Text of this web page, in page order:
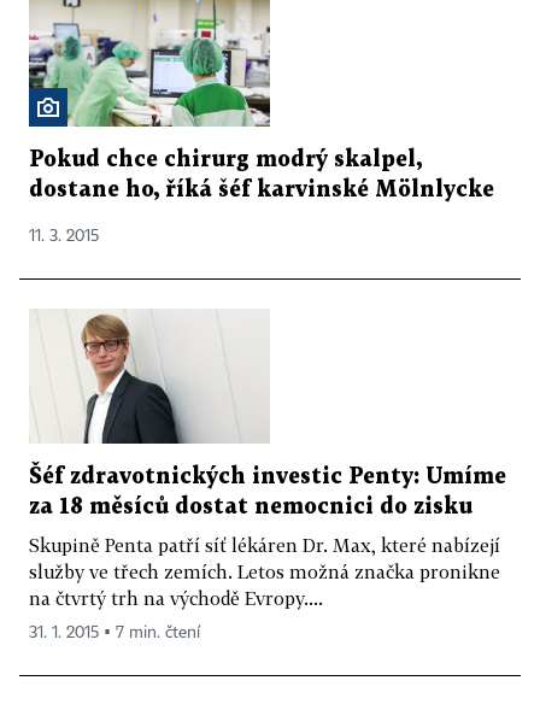
Pokud chce chirurg modrý skalpel,
dostane ho, říká šéf karvinské Mölnlycke
11. 3. 2015
Šéf zdravotnických investic Penty: Umíme
za 18 měsíců dostat nemocnici do zisku
Skupině Penta patří síť lékáren Dr. Max, které nabízejí
služby ve třech zemích. Letos možná značka pronikne
na čtvrtý trh na východě Evropy....
31. 1. 2015 ▪ 7 min. čtení